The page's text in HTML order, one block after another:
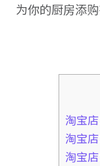
为你的厨房添
淘宝
淘宝
淘宝